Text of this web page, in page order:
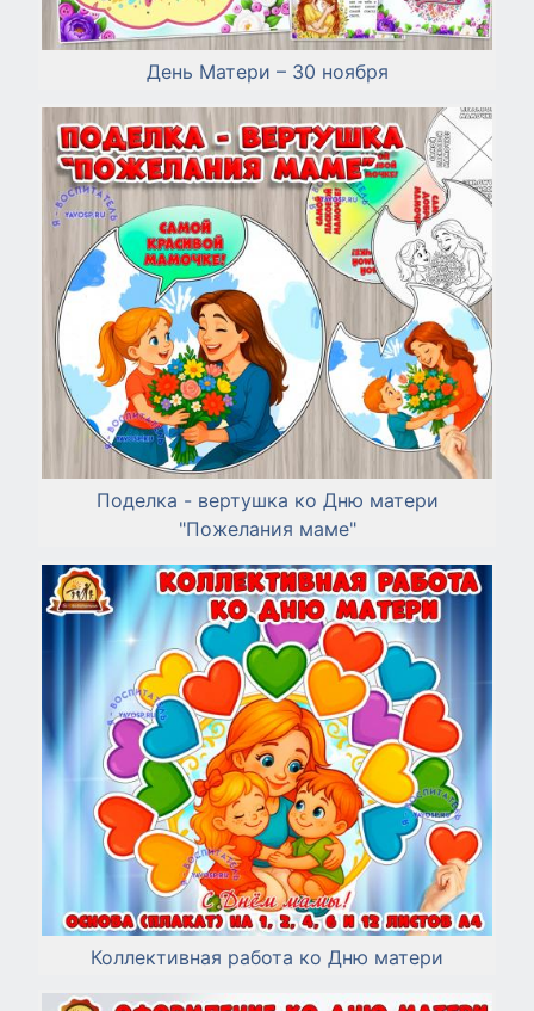
День Матери – 30 ноября
Поделка - вертушка ко Дню матери
"Пожелания маме"
Коллективная работа ко Дню матери